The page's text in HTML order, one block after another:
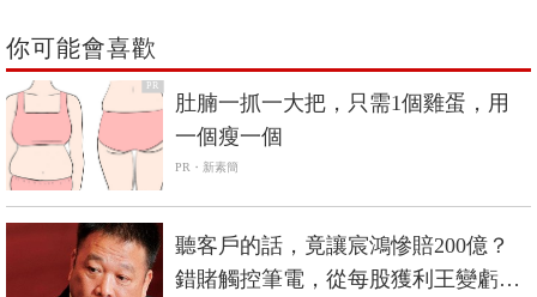
你可能會喜歡
PR
肚腩一抓一大把，只需1個雞蛋，用
一個瘦一個
PR・新素簡
聽客戶的話，竟讓宸鴻慘賠200億？
錯賭觸控筆電，從每股獲利王變虧損